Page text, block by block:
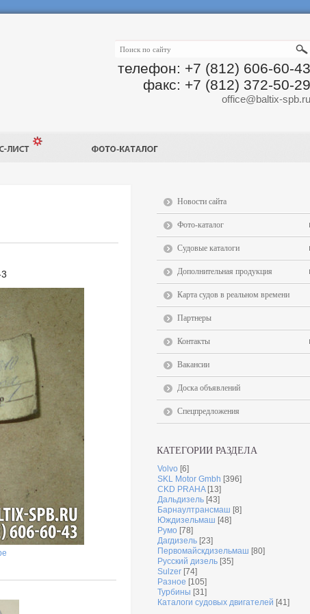
телефон: +7 (812) 606-60-43
факс: +7 (812) 372-50-29
office@baltix-spb.ru
Новости сайта
Фото-каталог
Судовые каталоги
Дополнительная продукция
Карта судов в реальном времени
Партнеры
Контакты
Вакансии
Доска объявлений
Спецпредложения
КАТЕГОРИИ РАЗДЕЛА
Volvo [6]
SKL Motor Gmbh [396]
CKD PRAHA [13]
Дальдизель [43]
Барнаултрансмаш [8]
Юждизельмаш [48]
Румо [78]
Дагдизель [23]
Первомайскдизельмаш [80]
Русский дизель [35]
Sulzer [74]
Разное [105]
Турбины [31]
Каталоги судовых двигателей [41]